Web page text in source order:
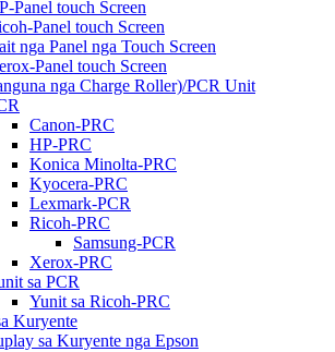
Panel touch Screen
Panel touch Screen
nga Panel nga Touch Screen
Panel touch Screen
nga Charge Roller)/PCR Unit
Canon-PRC
HP-PRC
Konica Minolta-PRC
Kyocera-PRC
Lexmark-PCR
Ricoh-PRC
Samsung-PCR
Xerox-PRC
sa PCR
Yunit sa Ricoh-PRC
Kuryente
sa Kuryente nga Epson